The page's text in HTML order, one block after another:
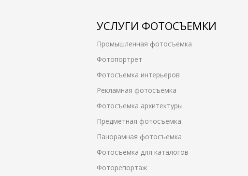
УСЛУГИ ФОТОСЪЕМКИ
Промышленная фотосъемка
Фотопортрет
Фотосъемка интерьеров
Рекламная фотосъемка
Фотосъемка архитектуры
Предметная фотосъемка
Панорамная фотосъемка
Фотосъемка для каталогов
Фоторепортаж